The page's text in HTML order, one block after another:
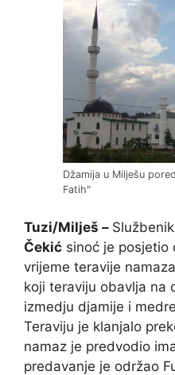
Džamija u Milješu
Fatih"
Tuzi/Milješ –
Čekić sinoć je posjetio
vrijeme teravije
koji teraviju obavlja na
izmedju djamije i
Teraviju je klanjalo
namaz je predvodio
predavanje je održao